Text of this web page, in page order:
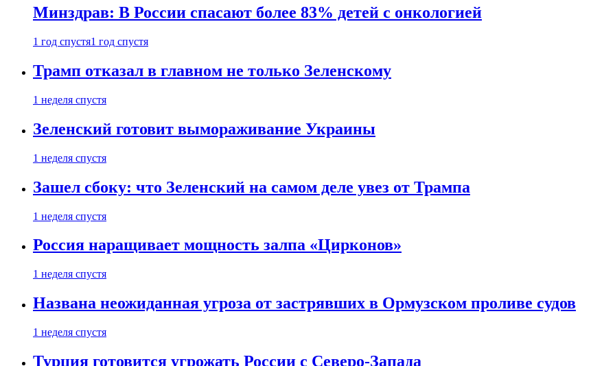
Минздрав: В России спасают более 83% детей с онкологией
1 год спустя1 год спустя
Трамп отказал в главном не только Зеленскому
1 неделя спустя
Зеленский готовит вымораживание Украины
1 неделя спустя
Зашел сбоку: что Зеленский на самом деле увез от Трампа
1 неделя спустя
Россия наращивает мощность залпа «Цирконов»
1 неделя спустя
Названа неожиданная угроза от застрявших в Ормузском проливе судов
1 неделя спустя
Турция готовится угрожать России с Северо-Запада